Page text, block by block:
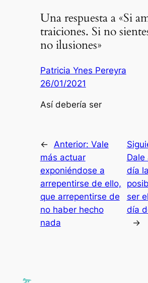
Una respuesta a «Si
traiciones. Si no
no ilusiones»
Patricia Ynes Pereyra
26/01/2021
Así debería ser
← Anterior: Vale
más actuar
exponiéndose a
arrepentirse de ello,
que arrepentirse de
no haber hecho
nada
Dale
día la
ser
día
→